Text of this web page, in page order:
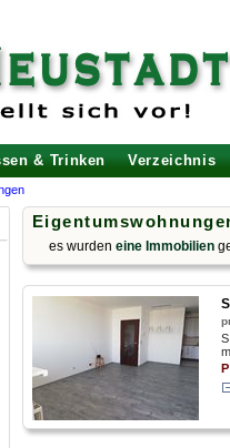
& Trinken Verzeichnis
es wurden eine Immobilien